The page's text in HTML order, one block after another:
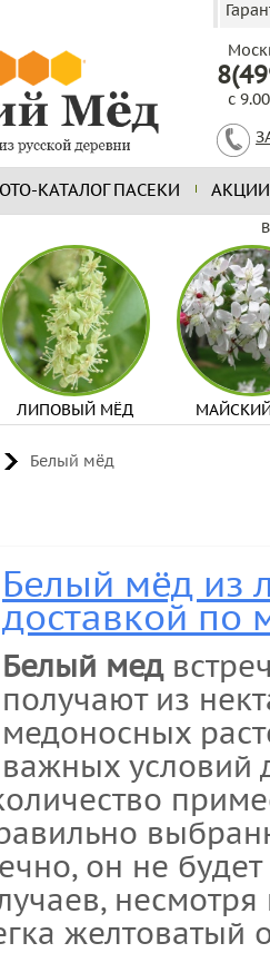
с
КАТАЛОГ ПАСЕКИ АКЦИИ
ЛИПОВЫЙ МЁД
Белый мёд
Белый мёд из
доставкой по
Белый мед
получают из
медоносных
важных условий
он не
желтоватый